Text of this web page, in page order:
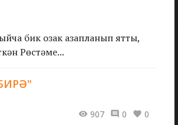
бик озак азапланып ятты,
Рөстәме...
907 0 0